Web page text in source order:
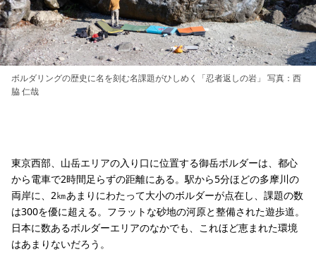
ボルダリングの歴史に名を刻む名課題がひしめく「忍者返しの岩」 写真：西
脇 仁哉
東京西部、山岳エリアの入り口に位置する御岳ボルダーは、都心
から電車で2時間足らずの距離にある。駅から5分ほどの多摩川の
両岸に、2㎞あまりにわたって大小のボルダーが点在し、課題の数
は300を優に超える。フラットな砂地の河原と整備された遊歩道。
日本に数あるボルダーエリアのなかでも、これほど恵まれた環境
はあまりないだろう。